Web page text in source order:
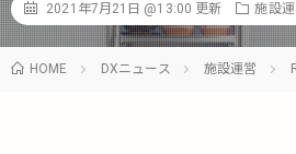
2021年7月21日 @13:00 更新 施設
HOME DXニュース 施設運営